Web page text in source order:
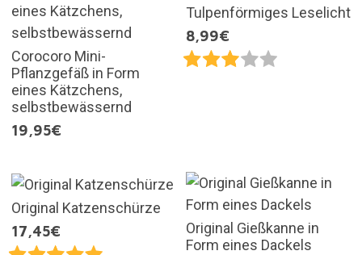
Corocoro Mini-
Pflanzgefäß in Form
eines Kätzchens,
selbstbewässernd
19,95€
Tulpenförmiges Leselicht
8,99€
Original Katzenschürze
17,45€
Original Gießkanne in
Form eines Dackels